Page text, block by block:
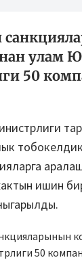
улам
50
ишин